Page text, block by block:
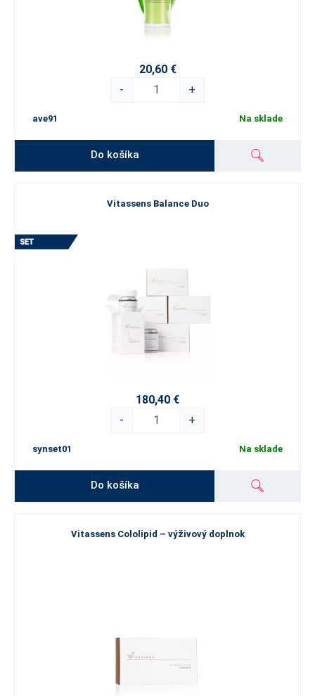
20,60 €
-
+
ave91 Na sklade
Do košíka
Vitassens Balance Duo
180,40 €
-
+
synset01 Na sklade
Do košíka
Vitassens Cololipid – výživový doplnok